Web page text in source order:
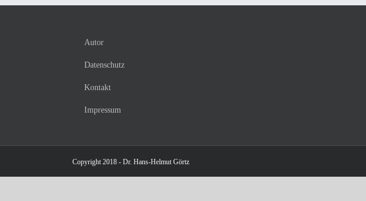
Autor
Datenschutz
Kontakt
Impressum
Copyright 2018 - Dr. Hans-Helmut Görtz